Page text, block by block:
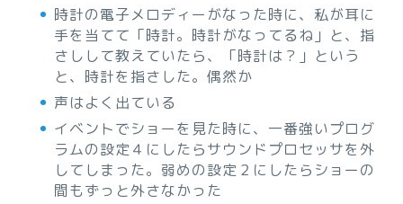
時計の電子メロディーがなった時に、私が耳に
手を当てて「時計。時計がなってるね」と、指
さしして教えていたら、「時計は？」という
と、時計を指さした。偶然か
声はよく出ている
イベントでショーを見た時に、一番強いプログ
ラムの設定４にしたらサウンドプロセッサを外
してしまった。弱めの設定２にしたらショーの
間もずっと外さなかった